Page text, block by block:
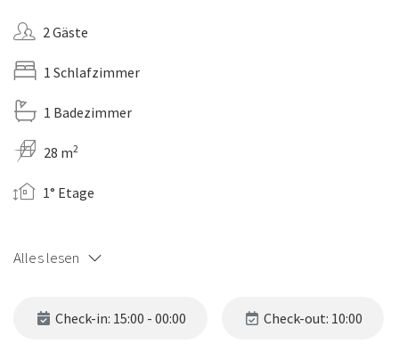
2 Gäste
1 Schlafzimmer
1 Badezimmer
28 m2
1° Etage
Alles lesen
Check-in: 15:00 - 00:00 Check-out: 10:00